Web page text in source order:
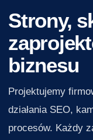
Strony,
biznesu
Projektujemy
działania SEO,
procesów. Każdy